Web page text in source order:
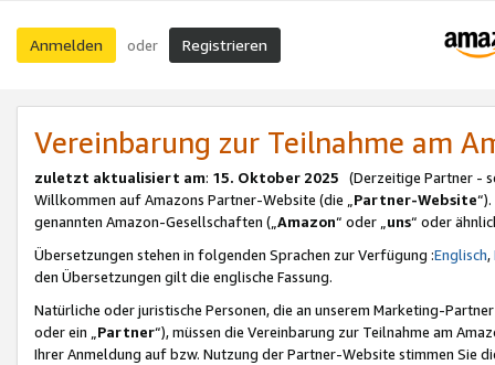
Anmelden oder Registrieren
Vereinbarung zur Teilnahme am
zuletzt aktualisiert am: 15. Oktober 2025 (Derzeitige Partner -
Willkommen auf Amazons Partner-Website (die „Partner-Website
genannten Amazon-Gesellschaften („Amazon“ oder „uns“ oder
Übersetzungen stehen in folgenden Sprachen zur Verfügung :Englisch,
den Übersetzungen gilt die englische Fassung.
Natürliche oder juristische Personen, die an unserem Marketing-
oder ein „Partner“), müssen die Vereinbarung zur Teilnahme am
Ihrer Anmeldung auf bzw. Nutzung der Partner-Website stimmen Sie